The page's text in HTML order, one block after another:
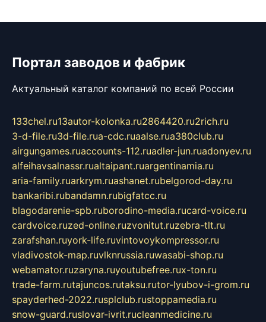
Портал заводов и фабрик
Актуальный каталог компаний по всей России
133chel.ru13autor-kolonka.ru2864420.ru2rich.ru
3-d-file.ru3d-file.rua-cdc.ruaalse.rua380club.ru
airgungames.ruaccounts-112.ruadler-jun.ruadonyev.ru
alfeihavsalnassr.rualtaipant.ruargentinamia.ru
aria-family.ruarkrym.ruashanet.rubelgorod-day.ru
bankaribi.rubandamn.rubigfatcc.ru
blagodarenie-spb.ruborodino-media.rucard-voice.ru
cardvoice.ruzed-online.ruzvonitut.ruzebra-tlt.ru
zarafshan.ruyork-life.ruvintovoykompressor.ru
vladivostok-map.ruvlknrussia.ruwasabi-shop.ru
webamator.ruzaryna.ruyoutubefree.rux-ton.ru
trade-farm.rutajuncos.rutaksu.rutor-lyubov-i-grom.ru
spayderhed-2022.rusplclub.rustoppamedia.ru
snow-guard.ruslovar-ivrit.rucleanmedicine.ru